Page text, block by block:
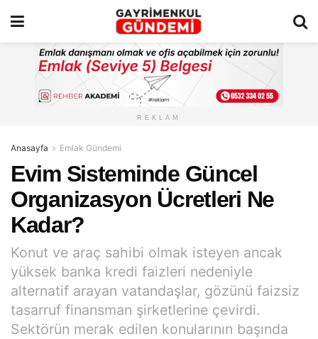
REKLAM
Anasayfa Emlak Gündemi
Evim Sisteminde Güncel
Organizasyon Ücretleri Ne
Kadar?
Konut ve araç sahibi olmak isteyen ancak
yüksek banka kredi faizleri nedeniyle
alternatif arayan vatandaşlar, gözünü faizsiz
tasarruf finansman şirketlerine çevirdi.
Sektörün merak edilen konularının başında